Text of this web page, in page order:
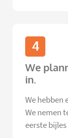
4
We
in.
We hebben
We nemen
eerste